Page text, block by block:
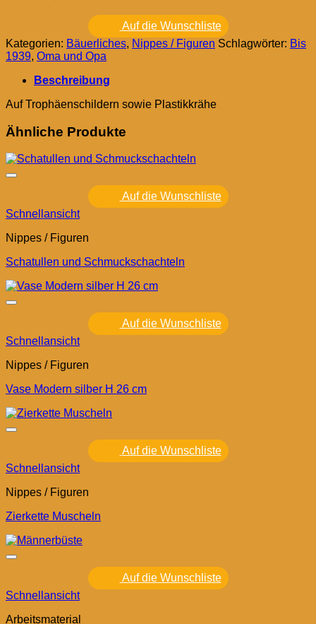
Auf die Wunschliste
Kategorien: Bäuerliches, Nippes / Figuren Schlagwörter: Bis
1939, Oma und Opa
Beschreibung
Auf Trophäenschildern sowie Plastikkrähe
Ähnliche Produkte
Auf die Wunschliste
Schnellansicht
Nippes / Figuren
Schatullen und Schmuckschachteln
Auf die Wunschliste
Schnellansicht
Nippes / Figuren
Vase Modern silber H 26 cm
Auf die Wunschliste
Schnellansicht
Nippes / Figuren
Zierkette Muscheln
Auf die Wunschliste
Schnellansicht
Arbeitsmaterial